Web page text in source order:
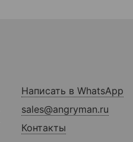
Написать в WhatsApp
sales@angryman.ru
Контакты